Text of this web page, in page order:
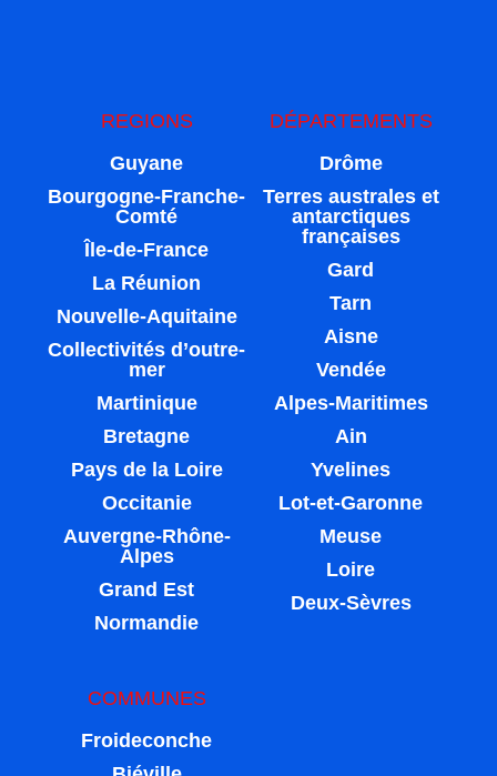
REGIONS
Guyane
Bourgogne-Franche-
Comté
Île-de-France
La Réunion
Nouvelle-Aquitaine
Collectivités d’outre-
mer
Martinique
Bretagne
Pays de la Loire
Occitanie
Auvergne-Rhône-
Alpes
Grand Est
Normandie
DÉPARTEMENTS
Drôme
Terres australes et
antarctiques
françaises
Gard
Tarn
Aisne
Vendée
Alpes-Maritimes
Ain
Yvelines
Lot-et-Garonne
Meuse
Loire
Deux-Sèvres
COMMUNES
Froideconche